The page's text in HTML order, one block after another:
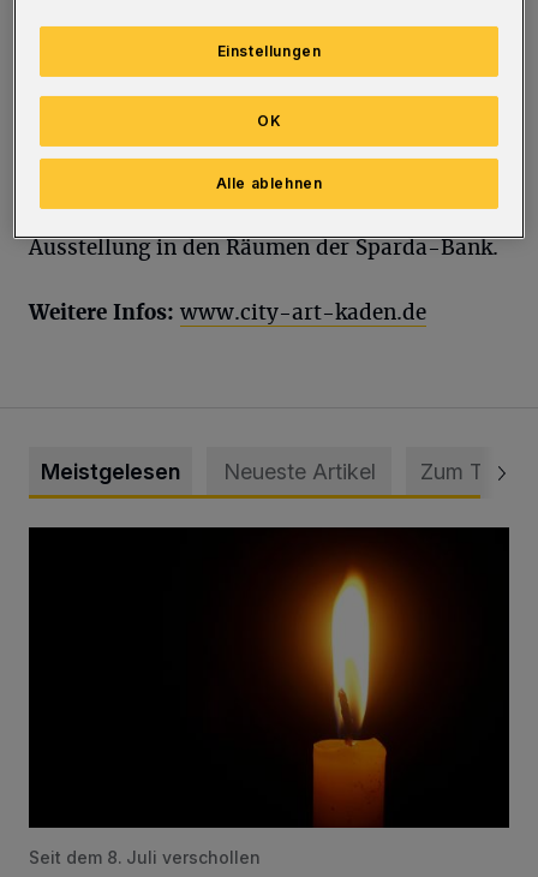
Gefragt sind Profis und Autodidakten auf
hohem Niveau aus dem Bereichen Malerei,
Bildhauerei und Fotografie — ohne
Altersbeschränkung. Zu gewinnen gibt es bei
den "City-ART-Kaden" 3.000 Euro (Jurypreis)
und 1.000 Euro (Publikumspreis) sowie eine
Ausstellung in den Räumen der Sparda-Bank.
Weitere Infos: www.city-art-kaden.de
Meistgelesen Neueste Artikel Zum Thema
Seit dem 8. Juli verschollen
Einstellungen
Alle ablehnen
OK